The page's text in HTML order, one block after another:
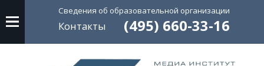
Сведения об образовательной организации
Контакты (495) 660-33-16